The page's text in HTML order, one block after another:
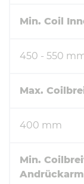
Min. Coil
450 - 550
Max.
400 mm
Min.
Andrückarm